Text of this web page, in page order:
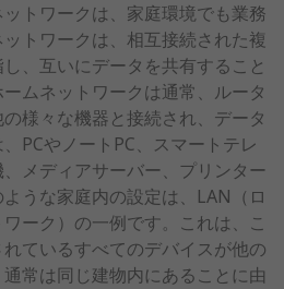
トワークは、家庭環境でも業務
トワークは、相互接続された複
、互いにデータを共有すること
ムネットワークは通常、ルータ
様々な機器と接続され、データ
PCやノートPC、スマートテレ
メディアサーバー、プリンター
うな家庭内の設定は、LAN（ロ
ーク）の一例です。これは、こ
ているすべてのデバイスが他の
常は同じ建物内にあることに由